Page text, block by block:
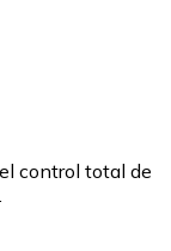
control total de